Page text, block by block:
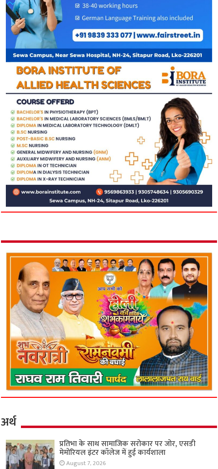
अर्थ
प्रतिभा के साथ सामाजिक सरोकार पर जोर, एसडी
मेमोरियल इंटर कॉलेज में हुई कार्यशाला
August 7, 2026